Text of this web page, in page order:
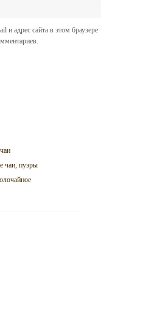
и адрес сайта в этом браузере
чаи, пуэры